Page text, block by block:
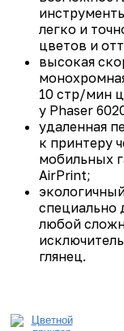
легко и
цветов и
высокая
10 стр/мин
у Phaser
удаленная
к принтеру
мобильных
AirPrint;
специально
любой
глянец.